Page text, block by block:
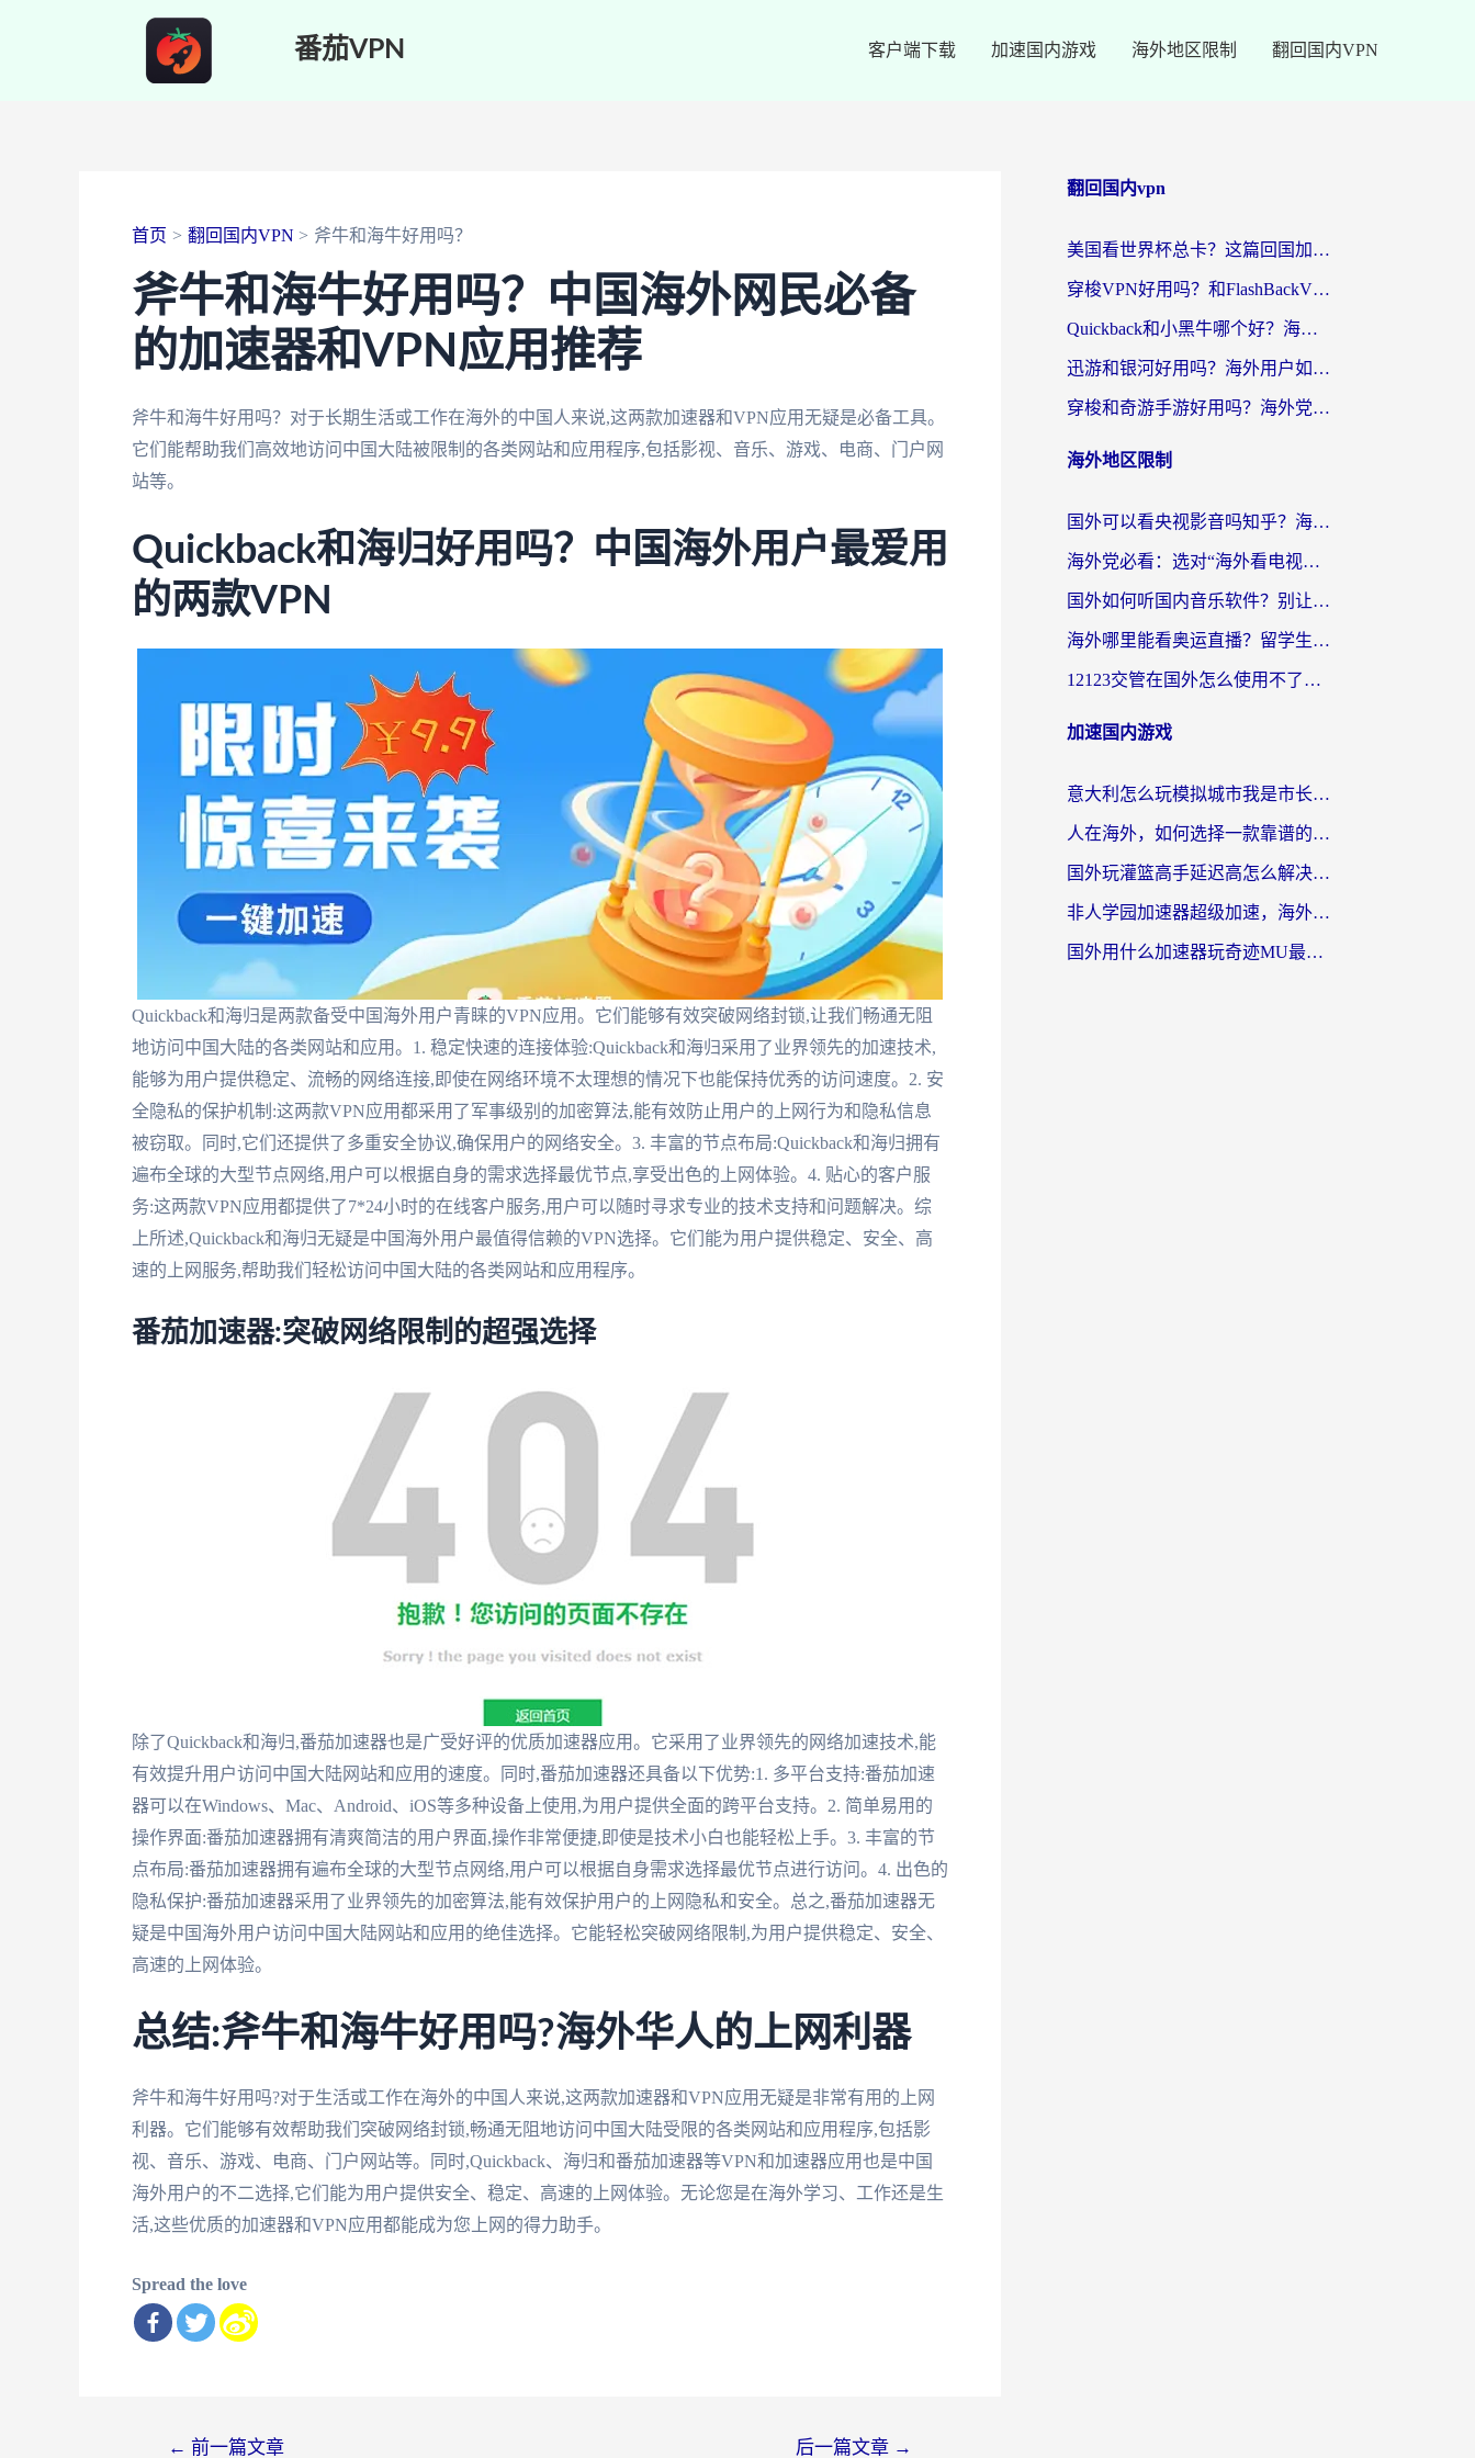
番茄VPN 客户端下载 加速国内游戏 海外地区限制 翻回国内VPN
首页 翻回国内VPN 斧牛和海牛好用吗？
斧牛和海牛好用吗？中国海外网民必备
的加速器和VPN应用推荐
斧牛和海牛好用吗？对于长期生活或工作在海外的中国人来说,这两款加速器和VPN应用无疑是必备工具。
它们能帮助我们高效地访问中国大陆被限制的各类网站和应用程序,包括影视、音乐、游戏、电商、门户网
站等。
Quickback和海归好用吗？中国海外用户最爱用
的两款VPN
Quickback和海归是两款备受中国海外用户青睐的VPN应用。它们能够有效突破网络封锁,让我们畅通无阻
地访问中国大陆的各类网站和应用。1. 稳定快速的连接体验:Quickback和海归采用了业界领先的加速技术,
能够为用户提供稳定、流畅的网络连接,即使在网络环境不太理想的情况下也能保持优秀的访问速度。2. 安
全隐私的保护机制:这两款VPN应用都采用了军事级别的加密算法,能有效防止用户的上网行为和隐私信息
被窃取。同时,它们还提供了多重安全协议,确保用户的网络安全。3. 丰富的节点布局:Quickback和海归拥有
遍布全球的大型节点网络,用户可以根据自身的需求选择最优节点,享受出色的上网体验。4. 贴心的客户服
务:这两款VPN应用都提供了7*24小时的在线客户服务,用户可以随时寻求专业的技术支持和问题解决。综
上所述,Quickback和海归无疑是中国海外用户最值得信赖的VPN选择。它们能为用户提供稳定、安全、高
速的上网服务,帮助我们轻松访问中国大陆的各类网站和应用程序。
番茄加速器:突破网络限制的超强选择
除了Quickback和海归,番茄加速器也是广受好评的优质加速器应用。它采用了业界领先的网络加速技术,能
有效提升用户访问中国大陆网站和应用的速度。同时,番茄加速器还具备以下优势:1. 多平台支持:番茄加速
器可以在Windows、Mac、Android、iOS等多种设备上使用,为用户提供全面的跨平台支持。2. 简单易用的
操作界面:番茄加速器拥有清爽简洁的用户界面,操作非常便捷,即使是技术小白也能轻松上手。3. 丰富的节
点布局:番茄加速器拥有遍布全球的大型节点网络,用户可以根据自身需求选择最优节点进行访问。4. 出色的
隐私保护:番茄加速器采用了业界领先的加密算法,能有效保护用户的上网隐私和安全。总之,番茄加速器无
疑是中国海外用户访问中国大陆网站和应用的绝佳选择。它能轻松突破网络限制,为用户提供稳定、安全、
高速的上网体验。
总结:斧牛和海牛好用吗?海外华人的上网利器
斧牛和海牛好用吗?对于生活或工作在海外的中国人来说,这两款加速器和VPN应用无疑是非常有用的上网
利器。它们能够有效帮助我们突破网络封锁,畅通无阻地访问中国大陆受限的各类网站和应用程序,包括影
视、音乐、游戏、电商、门户网站等。同时,Quickback、海归和番茄加速器等VPN和加速器应用也是中国
海外用户的不二选择,它们能为用户提供安全、稳定、高速的上网体验。无论您是在海外学习、工作还是生
活,这些优质的加速器和VPN应用都能成为您上网的得力助手。
Spread the love
← 前一篇文章 后一篇文章 →
翻回国内vpn
美国看世界杯总卡？这篇回国加速器指南帮你无缝刷国内资源（附苹果手机VPN设置步骤）
穿梭VPN好用吗？和FlashBackVPN对比哪个回国效果更好？
Quickback和小黑牛哪个好？海外党亲测指南，选对回国加速器秒回国内
迅游和银河好用吗？海外用户如何选择回国加速器实现无缝访问国内资源
穿梭和奇游手游好用吗？海外党亲测3款回国加速器，附蜜蜂加速器七天试用攻略
海外地区限制
国外可以看央视影音吗知乎？海外党亲测有效的回国加速方案
海外党必看：选对“海外看电视剧软件”，再也不用愁国内剧刷不了
国外如何听国内音乐软件？别让地域限制，断了你的中文歌单
海外哪里能看奥运直播？留学生&海外华人必看的体育赛事观赛终极指南
12123交管在国外怎么使用不了？海外华人必看的无缝访问国内资源指南
加速国内游戏
意大利怎么玩模拟城市我是市长？海外党国服游戏加速终极攻略（附三国3量子特攻解决办法）
人在海外，如何选择一款靠谱的玩剑灵2加速器？
国外玩灌篮高手延迟高怎么解决？海外玩家国服游戏加速终极指南
非人学园加速器超级加速，海外玩家重返国服的通行证
国外用什么加速器玩奇迹MU最好？2026海外玩家国服游戏加速全攻略